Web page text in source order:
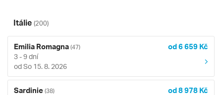
Itálie (200)
Emilia Romagna (47) od 6 659 Kč
3 - 9 dní
od So 15. 8. 2026
Sardinie (38) od 8 978 Kč